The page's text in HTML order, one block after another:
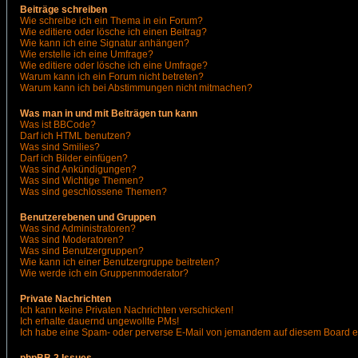
Beiträge schreiben
Wie schreibe ich ein Thema in ein Forum?
Wie editiere oder lösche ich einen Beitrag?
Wie kann ich eine Signatur anhängen?
Wie erstelle ich eine Umfrage?
Wie editiere oder lösche ich eine Umfrage?
Warum kann ich ein Forum nicht betreten?
Warum kann ich bei Abstimmungen nicht mitmachen?
Was man in und mit Beiträgen tun kann
Was ist BBCode?
Darf ich HTML benutzen?
Was sind Smilies?
Darf ich Bilder einfügen?
Was sind Ankündigungen?
Was sind Wichtige Themen?
Was sind geschlossene Themen?
Benutzerebenen und Gruppen
Was sind Administratoren?
Was sind Moderatoren?
Was sind Benutzergruppen?
Wie kann ich einer Benutzergruppe beitreten?
Wie werde ich ein Gruppenmoderator?
Private Nachrichten
Ich kann keine Privaten Nachrichten verschicken!
Ich erhalte dauernd ungewollte PMs!
Ich habe eine Spam- oder perverse E-Mail von jemandem auf diesem Board